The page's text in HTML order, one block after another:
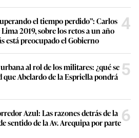
el tiempo perdido”: Carlos
2019, sobre los retos a un año
está preocupado el Gobierno
4
al rol de los militares: ¿qué se
que Abelardo de la Espriella pondrá 5
Azul: Las razones detrás de la
sentido de la Av. Arequipa por parte6